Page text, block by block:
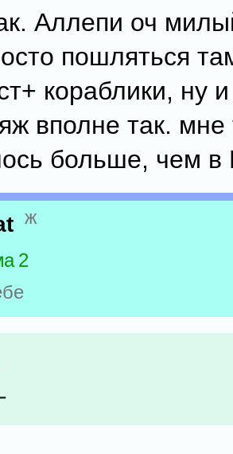
Аллепи оч
пошляться
кораблики, ну
вполне так. мне
больше, чем в
ж
2